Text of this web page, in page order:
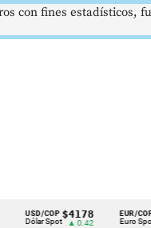
COP
Spot
$4178
▲ 0.42
EUR/COP
Euro Spot
con fines